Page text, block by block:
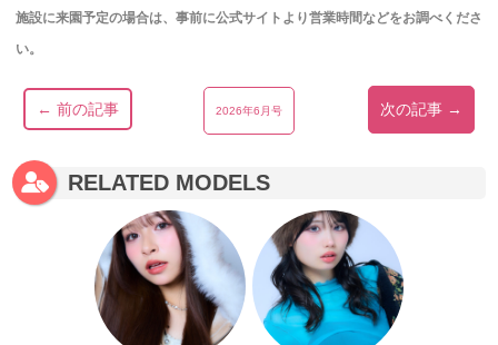
施設に来園予定の場合は、事前に公式サイトより営業時間などをお調べくださ
い。
← 前の記事 2026年6月号 次の記事 →
RELATED MODELS